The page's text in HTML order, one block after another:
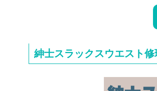
紳士スラックスウエスト